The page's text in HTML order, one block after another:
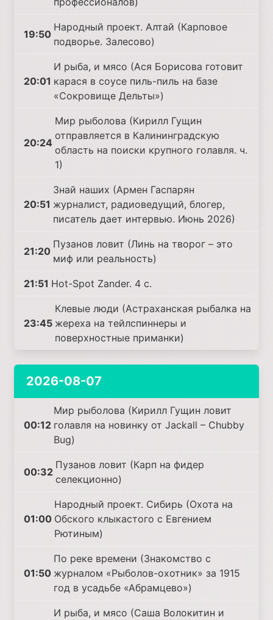
19:50
Народный проект. Алтай (Карповое
подворье. Залесово)
20:01
И рыба, и мясо (Ася Борисова готовит
карася в соусе пиль-пиль на базе
«Сокровище Дельты»)
20:24
Мир рыболова (Кирилл Гущин
отправляется в Калининградскую
область на поиски крупного голавля. ч.
1)
20:51
Знай наших (Армен Гаспарян
журналист, радиоведущий, блогер,
писатель дает интервью. Июнь 2026)
21:20
Пузанов ловит (Линь на творог – это
миф или реальность)
21:51 Hot-Spot Zander. 4 с.
23:45
Клевые люди (Астраханская рыбалка на
жереха на тейлспиннеры и
поверхностные приманки)
2026-08-07
00:12
Мир рыболова (Кирилл Гущин ловит
голавля на новинку от Jackall – Chubby
Bug)
00:32
Пузанов ловит (Карп на фидер
селекционно)
01:00
Народный проект. Сибирь (Охота на
Обского клыкастого с Евгением
Рютиным)
01:50
По реке времени (Знакомство с
журналом «Рыболов-охотник» за 1915
год в усадьбе «Абрамцево»)
И рыба, и мясо (Саша Волокитин и